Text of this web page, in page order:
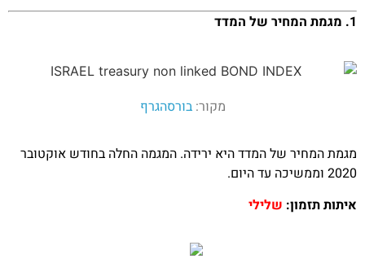
1. מגמת המחיר של המדד
מקור:בורסהגרף
מגמת המחיר של המדד היא ירידה. המגמה החלה בחודש אוקטובר
2020 וממשיכה עד היום.
איתות תזמון: שלילי